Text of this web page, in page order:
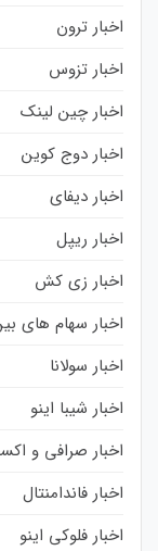
اخبار ترون
اخبار تزوس
اخبار چین لینک
اخبار دوج کوین
اخبار دیفای
اخبار ریپل
اخبار زی کش
اخبار سهام های
اخبار سولانا
اخبار شیبا اینو
اخبار صرافی و
اخبار فاندامنتال
اخبار فلوکی اینو